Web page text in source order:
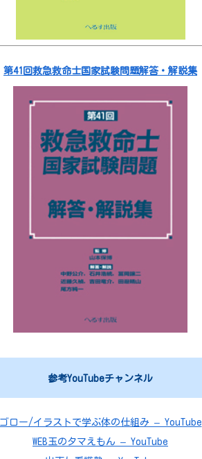
第41回救急救命士国家試験問題解答・解説集
参考YouTubeチャンネル
ゴロー/イラストで学ぶ体の仕組み – YouTube
WEB玉のタマえもん – YouTube